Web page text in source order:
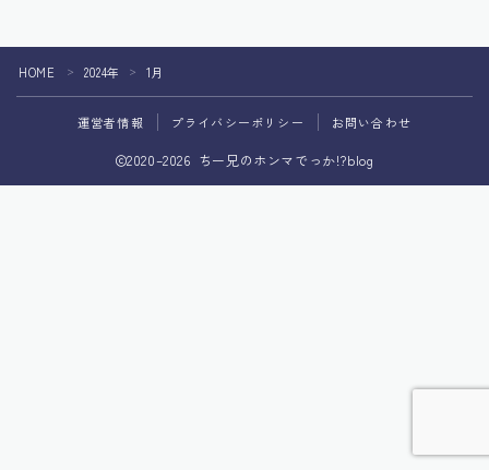
HOME ＞ 2024年 ＞ 1月
運営者情報 プライバシーポリシー お問い合わせ
2020–2026 ちー兄のホンマでっか!?blog